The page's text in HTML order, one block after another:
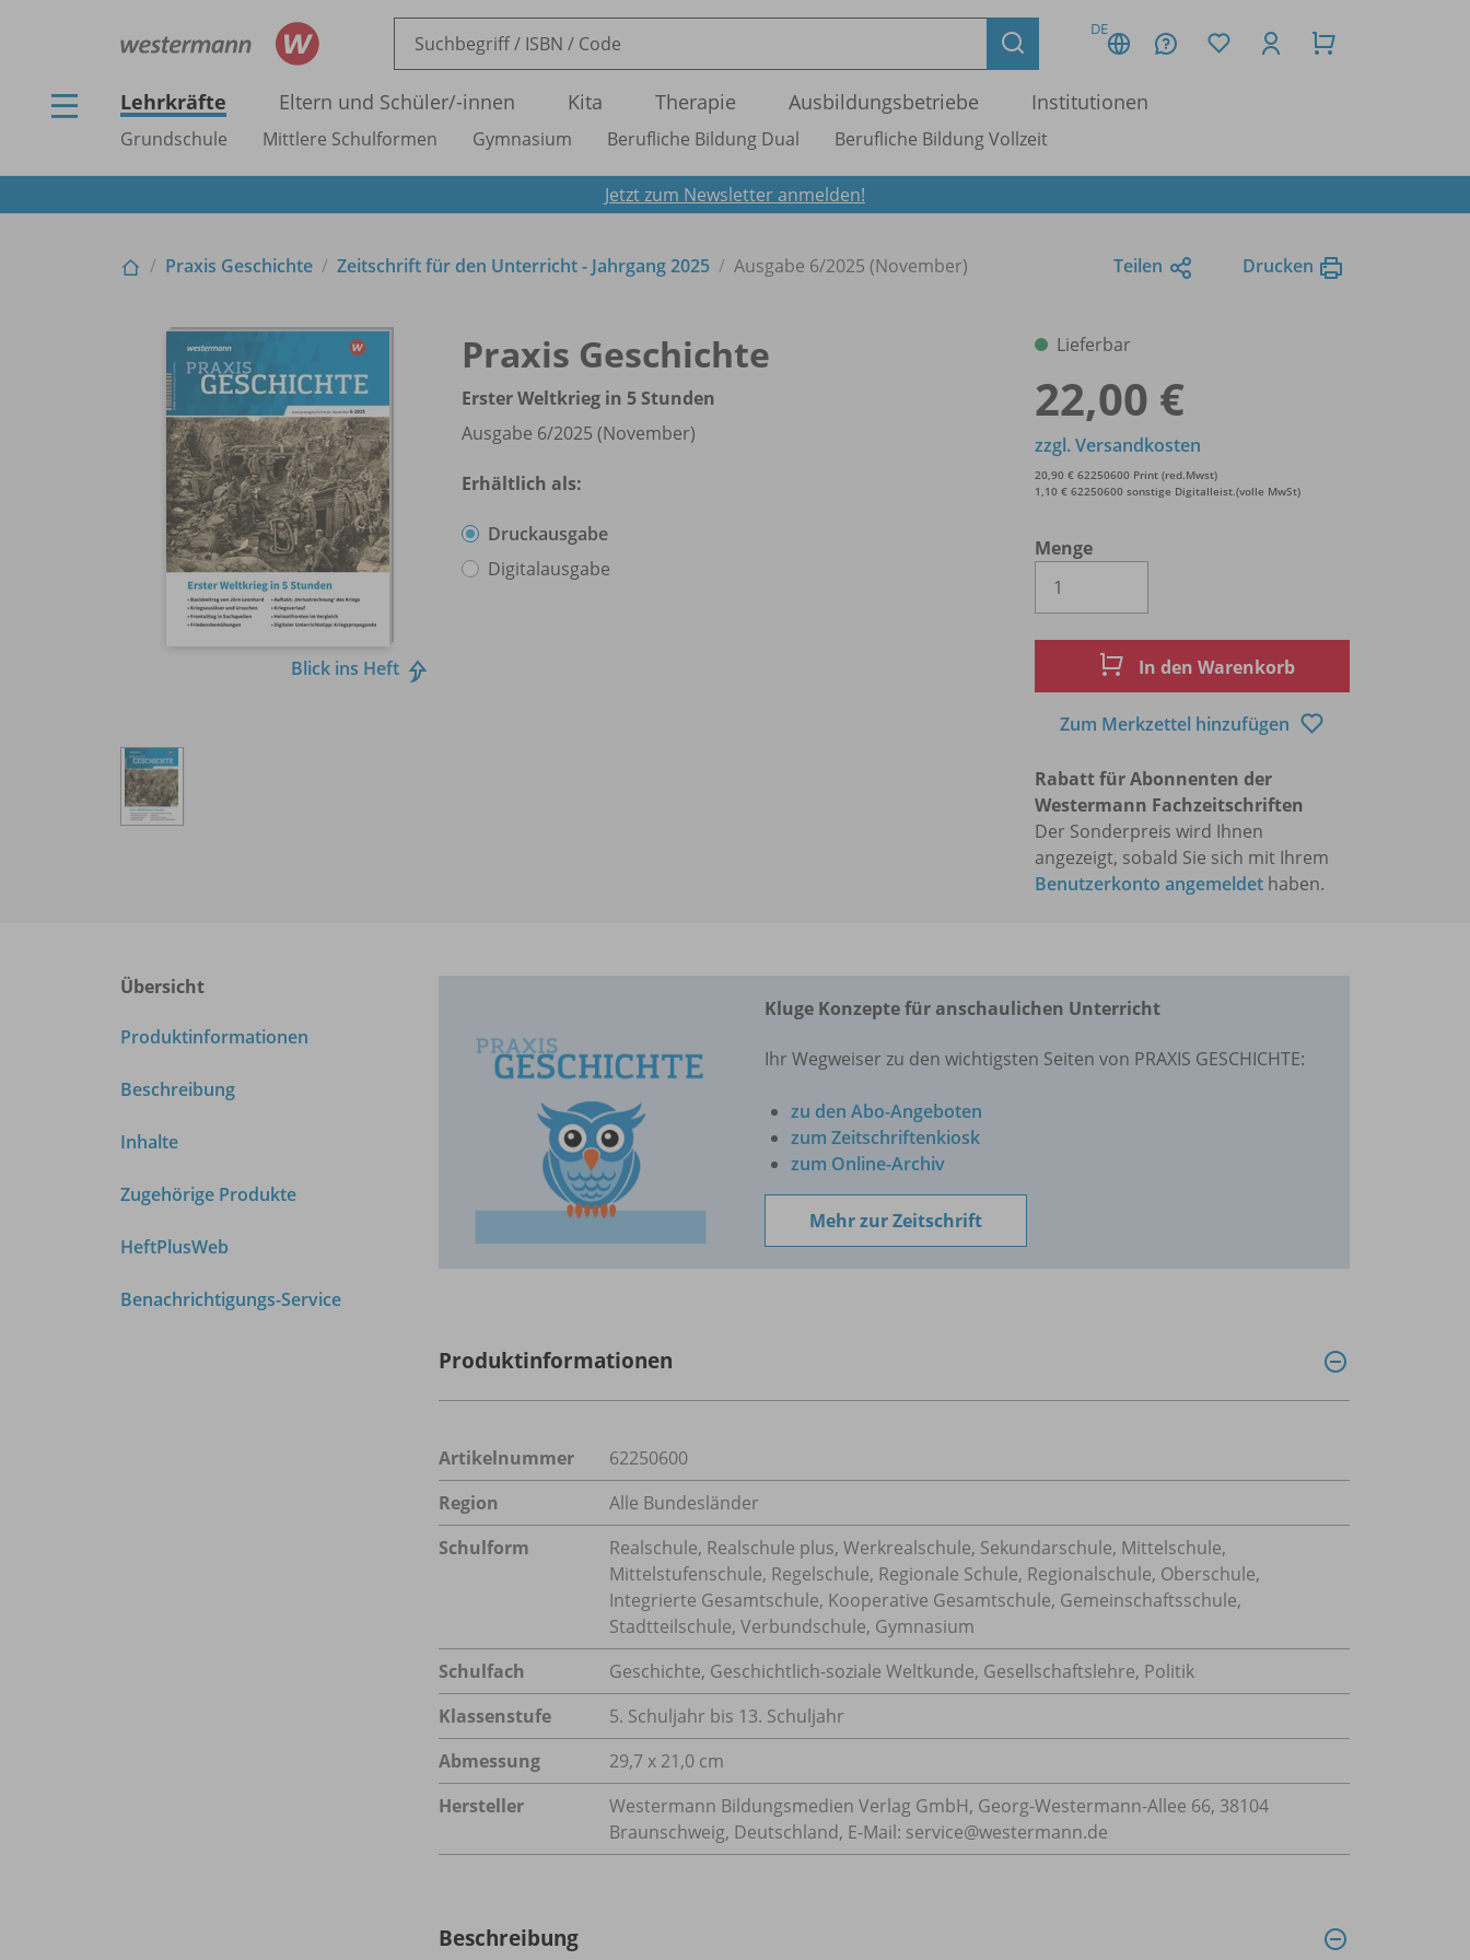
DE
Lehrkräfte Eltern und Schüler/-innen Kita Therapie Ausbildungsbetriebe Institutionen
Grundschule Mittlere Schulformen Gymnasium Berufliche Bildung Dual Berufliche Bildung Vollzeit
Jetzt zum Newsletter anmelden!
Praxis Geschichte Zeitschrift für den Unterricht - Jahrgang 2025 Ausgabe 6/2025 (November) Teilen Drucken
Blick ins Heft
Praxis Geschichte
Erster Weltkrieg in 5 Stunden
Ausgabe 6/2025 (November)
Erhältlich als:
Druckausgabe
Digitalausgabe
Lieferbar
22,00 €
Menge
zzgl. Versandkosten
20,90 € 62250600 Print (red.Mwst)
1,10 € 62250600 sonstige Digitalleist.(volle MwSt)
In den Warenkorb
Zum Merkzettel hinzufügen
Rabatt für Abonnenten der
Westermann Fachzeitschriften
Der Sonderpreis wird Ihnen
angezeigt, sobald Sie sich mit Ihrem
Benutzerkonto angemeldet haben.
Übersicht
Produktinformationen
Beschreibung
Inhalte
Zugehörige Produkte
HeftPlusWeb
Benachrichtigungs-Service
Kluge Konzepte für anschaulichen Unterricht
Ihr Wegweiser zu den wichtigsten Seiten von PRAXIS GESCHICHTE:
zu den Abo-Angeboten
zum Zeitschriftenkiosk
zum Online-Archiv
Mehr zur Zeitschrift
Produktinformationen
Artikelnummer
62250600
Region
Alle Bundesländer
Schulform
Realschule, Realschule plus, Werkrealschule, Sekundarschule, Mittelschule,
Mittelstufenschule, Regelschule, Regionale Schule, Regionalschule, Oberschule,
Integrierte Gesamtschule, Kooperative Gesamtschule, Gemeinschaftsschule,
Stadtteilschule, Verbundschule, Gymnasium
Schulfach
Geschichte, Geschichtlich-soziale Weltkunde, Gesellschaftslehre, Politik
Klassenstufe
5. Schuljahr bis 13. Schuljahr
Abmessung
29,7 x 21,0 cm
Hersteller
Westermann Bildungsmedien Verlag GmbH, Georg-Westermann-Allee 66, 38104
Braunschweig, Deutschland, E-Mail: service@westermann.de
Beschreibung